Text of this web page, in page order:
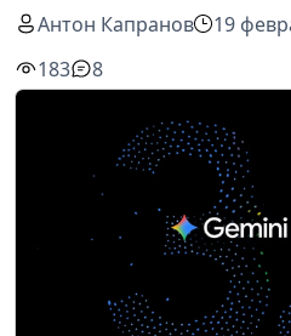
Антон Капранов
19
183
8